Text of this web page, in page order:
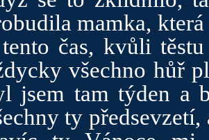
mamka,
čas, kvůli
všechno hůř
jsem tam týden a
ty